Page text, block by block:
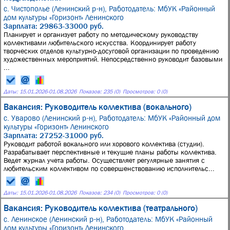
с. Чистополье (Ленинский р-н), Работодатель: МбУК «Районный
дом культуры «Горизонт» Ленинского
Зарплата: 29863-33000 руб.
Планирует и организует работу по методическому руководству
коллективами любительского искусства. Координирует работу
творческих отделов культурно-досуговой организации по проведению
художественных мероприятий. Непосредственно руководит базовыми
Даты: 15.01.2026-01.08.2026 Показов: 235 (0) Просмотров: 0 (0)
Вакансия: Руководитель коллектива (вокального)
с. Уварово (Ленинский р-н), Работодатель: МбУК «Районный дом
культуры «Горизонт» Ленинского
Зарплата: 27252-31000 руб.
Руководит работой вокального или хорового коллектива (студии).
Разрабатывает перспективные и текущие планы работы коллектива.
Ведет журнал учета работы. Осуществляет регулярные занятия с
любительским коллективом по совершенствованию исполнительс...
Даты: 15.01.2026-01.08.2026 Показов: 234 (0) Просмотров: 0 (0)
Вакансия: Руководитель коллектива (театрального)
с. Ленинское (Ленинский р-н), Работодатель: МбУК «Районный
дом культуры «Горизонт» Ленинского